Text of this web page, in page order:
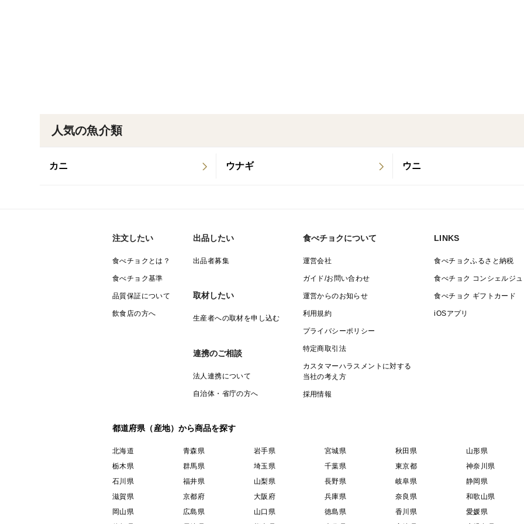
まれて身が引き締まっているため絶品です！
〈産地〉
人気の魚介類
カニ ウナギ ウニ
注文したい
食べチョクとは？
食べチョク基準
品質保証について
飲食店の方へ
出品したい
出品者募集
取材したい
生産者への取材を申し込む
連携のご相談
法人連携について
自治体・省庁の方へ
食べチョクについて
運営会社
ガイド/お問い合わせ
運営からのお知らせ
利用規約
プライバシーポリシー
特定商取引法
カスタマーハラスメントに対する
当社の考え方
採用情報
LINKS
食べチョクふるさと納税
食べチョク コンシェルジュ
食べチョク ギフトカード
iOSアプリ
都道府県（産地）から商品を探す
北海道 青森県 岩手県 宮城県 秋田県 山形県
栃木県
群馬県 埼玉県 千葉県 東京都 神奈川県
石川県
福井県 山梨県 長野県 岐阜県 静岡県
滋賀県
京都府 大阪府 兵庫県 奈良県 和歌山県
岡山県
広島県 山口県 徳島県 香川県 愛媛県